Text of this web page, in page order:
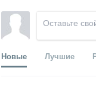
Новые Лучшие